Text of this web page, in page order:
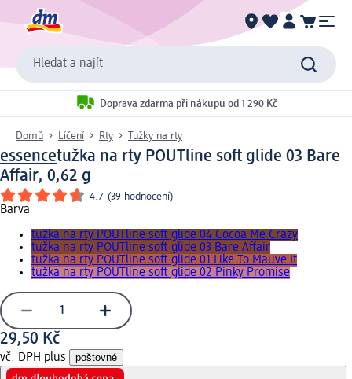
Hledat a najít
Doprava zdarma při nákupu od 1 290 Kč
Domů Líčení Rty Tužky na rty
essencetužka na rty POUTline soft glide 03 Bare
Affair, 0,62 g
4.7 (39 hodnocení)
Barva
tužka na rty POUTline soft glide 04 Cocoa Me Crazy
tužka na rty POUTline soft glide 03 Bare Affair
tužka na rty POUTline soft glide 01 Like To Mauve It
tužka na rty POUTline soft glide 02 Pinky Promise
29,50 Kč
vč. DPH plus poštovné